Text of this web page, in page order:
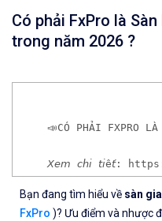
Có phải FxPro là
trong năm 2026 ?
📣CÓ PHẢI FXPRO
𝘟𝘦𝘮 𝘤𝘩𝘪 𝘵𝘪ế𝘵:
✨🏆𝐌ở 𝐭à𝐢 𝐤𝐡𝐨ả𝐧 𝐠𝐢𝐚𝐨
Bạn đang tìm hiểu về sàn
FxPro )? Ưu điểm và nhược